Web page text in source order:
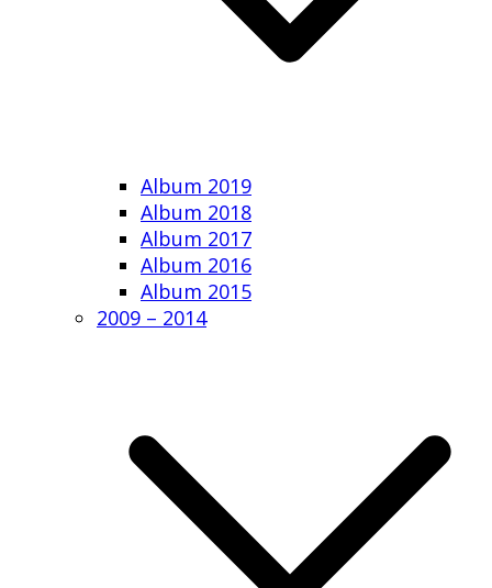
Album 2019
Album 2018
Album 2017
Album 2016
Album 2015
2009 – 2014